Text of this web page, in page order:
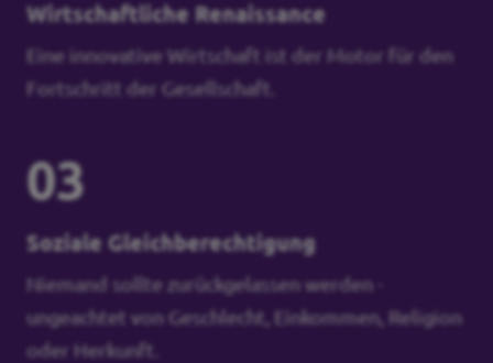
Wirtschaftliche Renaissance
Eine innovative Wirtschaft ist der Motor für den
Fortschritt der Gesellschaft.
03
Soziale Gleichberechtigung
Niemand sollte zurückgelassen werden -
ungeachtet von Geschlecht, Einkommen, Religion
oder Herkunft.